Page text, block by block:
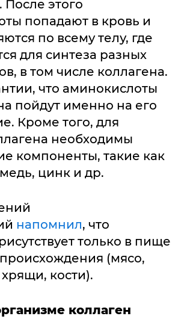
этого
попадают в кровь и
по всему телу, где
для синтеза разных
в том числе коллагена.
что аминокислоты
пойдут именно на его
Кроме того, для
необходимы
компоненты, такие как
цинк и др.
напомнил, что
только в пище
(мясо,
кости).
коллаген